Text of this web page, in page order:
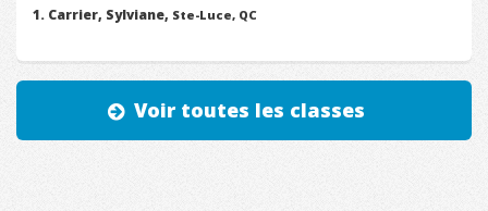
Carrier, Sylviane, Ste-Luce, QC
Voir toutes les classes